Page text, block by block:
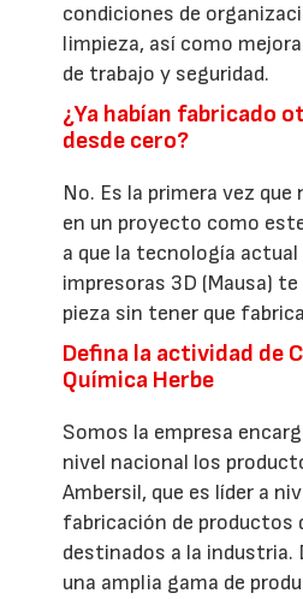
condiciones de
limpieza, así como
de trabajo y seguridad.
¿Ya habían fabricado
desde cero?
No. Es la primera vez
en un proyecto como
a que la tecnología
impresoras 3D (Mausa)
pieza sin tener que
Defina la actividad de
Química Herbe
Somos la empresa
nivel nacional los
Ambersil, que es líder a
fabricación de productos
destinados a la industria.
una amplia gama de